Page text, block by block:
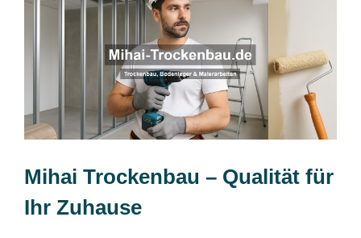
Mihai Trockenbau – Qualität für
Ihr Zuhause